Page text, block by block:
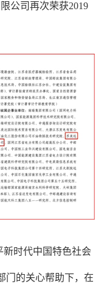
公司再次荣获2019
新时代中国特色社会
门的关心帮助下，在